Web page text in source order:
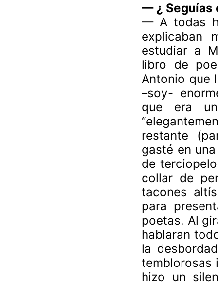
— ¿ Seguías
— A todas
explicaban
estudiar a
libro de
Antonio que
–soy-
que era
restante
gasté en
de
collar de
tacones
para
poetas. Al
hablaran
la
temblorosas
hizo un